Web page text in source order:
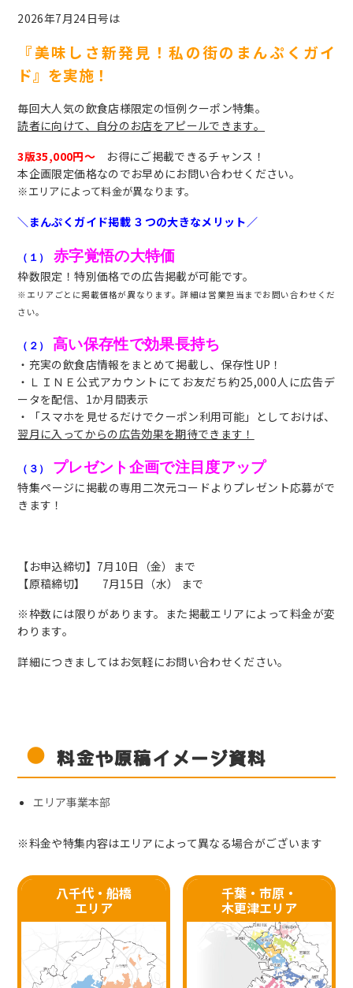
2026年7月24日号は
『美味しさ新発見！私の街のまんぷくガイ
ド』を実施！
毎回大人気の飲食店様限定の恒例クーポン特集。
読者に向けて、自分のお店をアピールできます。
3版35,000円～お得にご掲載できるチャンス！
本企画限定価格なのでお早めにお問い合わせください。
※エリアによって料金が異なります。
＼まんぷくガイド掲載 ３つの大きなメリット／
（１） 赤字覚悟の大特価
枠数限定！特別価格での広告掲載が可能です。
※エリアごとに掲載価格が異なります。詳細は営業担当までお問い合わせくだ
さい。
（２） 高い保存性で効果長持ち
・充実の飲食店情報をまとめて掲載し、保存性UP！
・ＬＩＮＥ公式アカウントにてお友だち約25,000人に広告デ
ータを配信、1か月間表示
・「スマホを見せるだけでクーポン利用可能」としておけば、
翌月に入ってからの広告効果を期待できます！
（３） プレゼント企画で注目度アップ
特集ページに掲載の専用二次元コードよりプレゼント応募がで
きます！
【お申込締切】7月10日（金）まで
【原稿締切】 7月15日（水） まで
※枠数には限りがあります。また掲載エリアによって料金が変
わります。
詳細につきましてはお気軽にお問い合わせください。
料金や原稿イメージ資料
エリア事業本部
※料金や特集内容はエリアによって異なる場合がございます
八千代・船橋
エリア
千葉・市原・
木更津エリア